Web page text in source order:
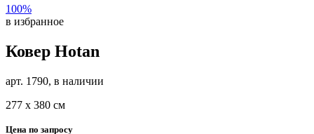
100%
в избранное
Ковер Hotan
арт. 1790, в наличии
277 х 380 см
Цена по запросу